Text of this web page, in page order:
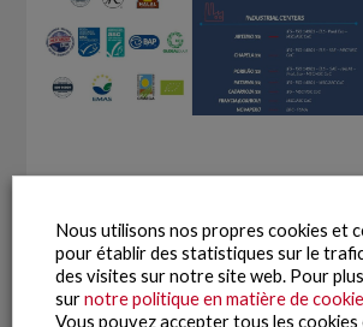
Nous utilisons nos propres cookies et
pour établir des statistiques sur le
des visites sur notre site web. Pour
surnotre politique en matière de
Vous pouvez accepter tous les cookies